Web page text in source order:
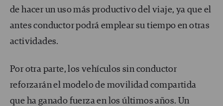
de hacer un uso más productivo del viaje, ya que el
antes conductor podrá emplear su tiempo en otras
actividades.
Por otra parte, los vehículos sin conductor
reforzarán el modelo de movilidad compartida
que ha ganado fuerza en los últimos años. Un